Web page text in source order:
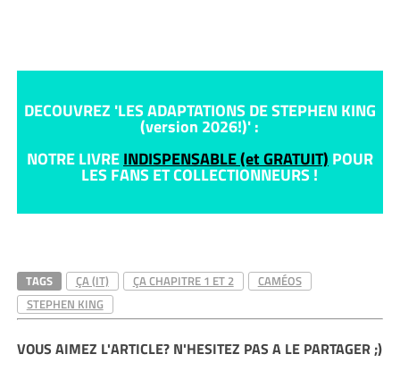
DECOUVREZ 'LES ADAPTATIONS DE STEPHEN KING
(version 2026!)' :
NOTRE LIVREINDISPENSABLE (et GRATUIT) POUR
LES FANS ET COLLECTIONNEURS !
TAGS ÇA (IT) ÇA CHAPITRE 1 ET 2
CAMÉOS
STEPHEN KING
VOUS AIMEZ L'ARTICLE? N'HESITEZ PAS A LE PARTAGER ;)